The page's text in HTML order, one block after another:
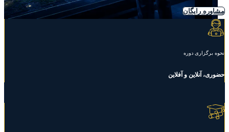
مشاوره رایگان
نحوه برگزاری دوره
حضوری، آنلاین و آفلاین